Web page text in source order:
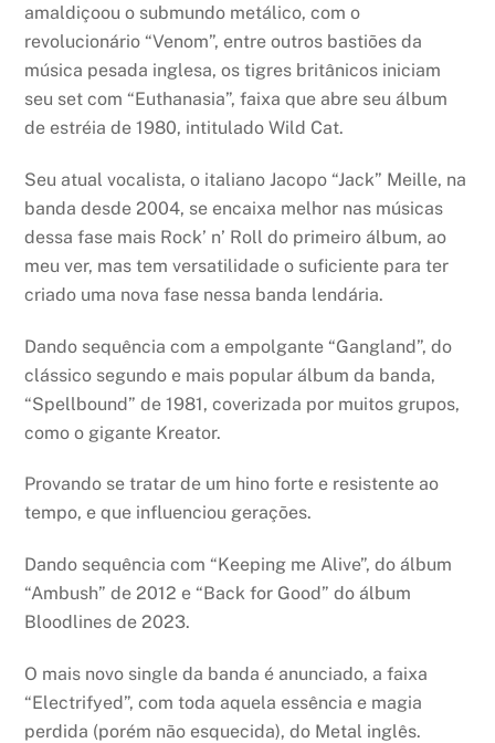
amaldiçoou o submundo metálico, com o
revolucionário “Venom”, entre outros bastiões da
música pesada inglesa, os tigres britânicos iniciam
seu set com “Euthanasia”, faixa que abre seu álbum
de estréia de 1980, intitulado Wild Cat.
Seu atual vocalista, o italiano Jacopo “Jack” Meille, na
banda desde 2004, se encaixa melhor nas músicas
dessa fase mais Rock’ n’ Roll do primeiro álbum, ao
meu ver, mas tem versatilidade o suficiente para ter
criado uma nova fase nessa banda lendária.
Dando sequência com a empolgante “Gangland”, do
clássico segundo e mais popular álbum da banda,
“Spellbound” de 1981, coverizada por muitos grupos,
como o gigante Kreator.
Provando se tratar de um hino forte e resistente ao
tempo, e que influenciou gerações.
Dando sequência com “Keeping me Alive”, do álbum
“Ambush” de 2012 e “Back for Good” do álbum
Bloodlines de 2023.
O mais novo single da banda é anunciado, a faixa
“Electrifyed”, com toda aquela essência e magia
perdida (porém não esquecida), do Metal inglês.